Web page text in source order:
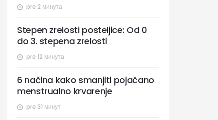
pre 2 минута
pre 12 минута
Stepen zrelosti posteljice: Od 0
do 3. stepena zrelosti
pre 31 минут
6 načina kako smanjiti pojačano
menstrualno krvarenje